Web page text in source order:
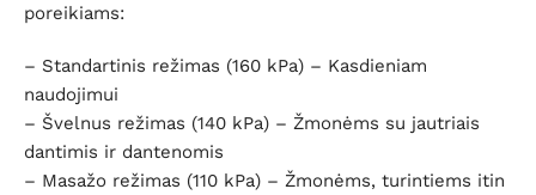
poreikiams:
– Standartinis režimas (160 kPa) – Kasdieniam
naudojimui
– Švelnus režimas (140 kPa) – Žmonėms su jautriais
dantimis ir dantenomis
– Masažo režimas (110 kPa) – Žmonėms, turintiems itin